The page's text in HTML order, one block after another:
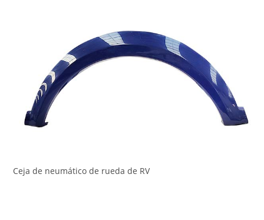
Ceja de neumático de rueda de RV